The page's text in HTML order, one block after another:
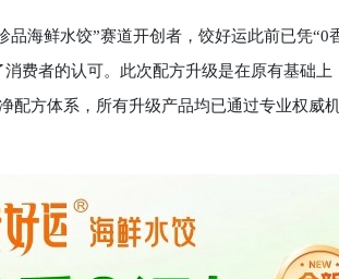
海鲜水饺”赛道开创者，饺好运此前已凭“0
费者的认可。此次配方升级是在原有基础
配方体系，所有升级产品均已通过专业权威